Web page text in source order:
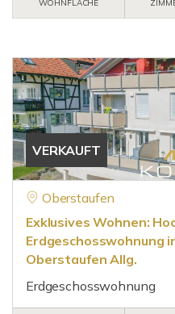
WOHNFLÄCHE
VERKAUFT
Oberstaufen
Exklusives Wohnen:
Erdgeschosswohnung
Oberstaufen Allg.
Erdgeschosswohnung